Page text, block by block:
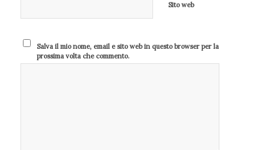
Sito web
Salva il mio nome, email e sito web in questo browser per la
prossima volta che commento.